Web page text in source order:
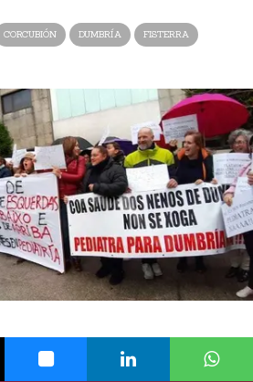
CORCUBIÓN DUMBRÍA FISTERRA